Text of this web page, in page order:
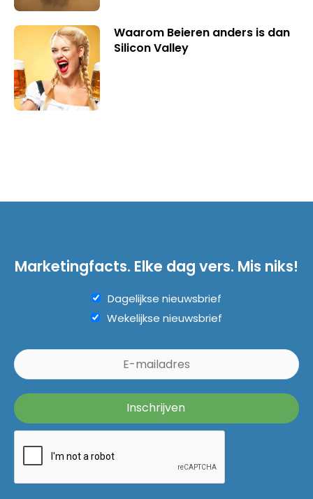
Waarom Beieren anders is dan
Silicon Valley
Marketingfacts. Elke dag vers. Mis niks!
Dagelijkse nieuwsbrief
Wekelijkse nieuwsbrief